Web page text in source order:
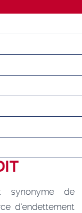
de
d'endettement